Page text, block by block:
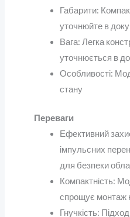
Габарити:
уточнюйте в
Вага: Легка
уточнюється в
Особливості:
стану
Переваги
Ефективний
імпульсних
для безпеки
Компактність:
спрощує монтаж
Гнучкість: